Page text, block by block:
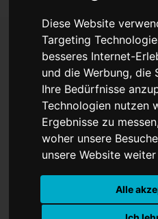
Diese Website
Targeting
besseres Internet-
und die Werbung, die
Ihre Bedürfnisse
Technologien nutzen
Ergebnisse zu
woher unsere
unsere Website
Alle
Ein
Ewigkeit